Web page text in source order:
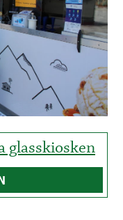
glasskiosken